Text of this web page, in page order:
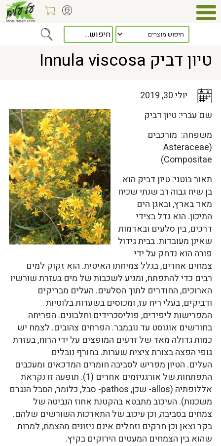
כלל המאמרים> טיון דביק Innula viscosa
טיון דביק Innula viscosa
יולי 30, 2019
שם עברי: טיון דביק
משפחה: מורכבים
(Asteraceae
(Compositae
תאור בוטני: טיון דביק הוא
בן שיח גבוה רב שנתי שכיח
מאד בארץ, ובאגן הים
התיכון. הוא גדל בצידי
דרכים, בין סלעים ובאדמות
שאינן מעובדות. בבית גידול
פורה הוא נדחק על ידי
צמחים אחרים, בגלל צמיחתו האיטית. הוא זקוק למים
רבים כדי להתפתח, ומגיע לשכבות של מים בעזרת שורשיו
הארוכים, החודרים לתוך הסלעים. העלים מבריקים
ודביקים, בעלי ריח עז, ומכוסים בשערות בלוטיות
המפרישות ליפידים, פוליסכרידים וחלבונים. הפריחה
בחודשים אוגוסט עד נובמבר. הפרחים צהובים. לצמח יש
כמות גדולה מאד של זרעים המופצים על ידי הרוח, בעזרת
גופי הפצה בצורת ציצית שערות. בחורף נובלים
העלים. הטיון מפריש לסביבה חומרים המדכאים ומעכבים
התפתחות של אורגניזמים אחרים (1). תופעה זו נקראת
אללופתיה (allos- שכן, pathos- סבל, כלומר, הסבל הנגרם
משכנות). העיכוב מתבטא בהקטנת אחוז הנביטה של
צמחים בסביבה, וכן עיכוב של התארכות השורשים שלהם.
בקר וצאן וכן חרקים וזחלים אינם ניזונים מהצמח, למרות
שהוא בין הצמחים המעטים הירוקים בקיץ.